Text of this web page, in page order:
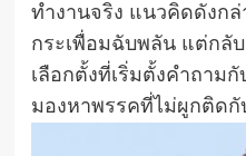
ทำงานจริง แนวคิดดังกล่
กระเพื่อมฉับพลัน แต่กลั
เลือกตั้งที่เริ่มตั้งคำถาม
มองหาพรรคที่ไม่ผูกติดกั